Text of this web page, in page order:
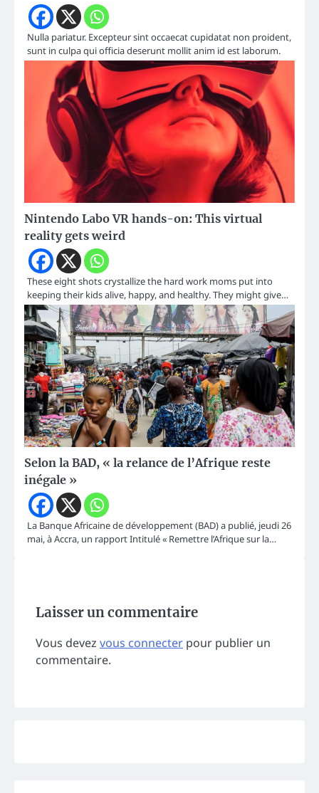
Nulla pariatur. Excepteur sint occaecat cupidatat non proident,
sunt in culpa qui officia deserunt mollit anim id est laborum.
Nintendo Labo VR hands-on: This virtual
reality gets weird
These eight shots crystallize the hard work moms put into
keeping their kids alive, happy, and healthy. They might give…
Selon la BAD, « la relance de l’Afrique reste
inégale »
La Banque Africaine de développement (BAD) a publié, jeudi 26
mai, à Accra, un rapport Intitulé « Remettre l’Afrique sur la…
Laisser un commentaire
Vous devez vous connecter pour publier un
commentaire.